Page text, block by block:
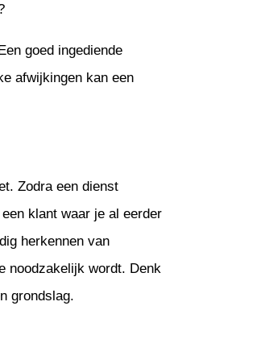
goed ingediende
afwijkingen kan een
Zodra een dienst
klant waar je al eerder
herkennen van
noodzakelijk wordt. Denk
grondslag.